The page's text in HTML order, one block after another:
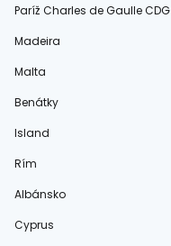
Paríž Charles de Gaulle CDG
Madeira
Malta
Benátky
Island
Rím
Albánsko
Cyprus